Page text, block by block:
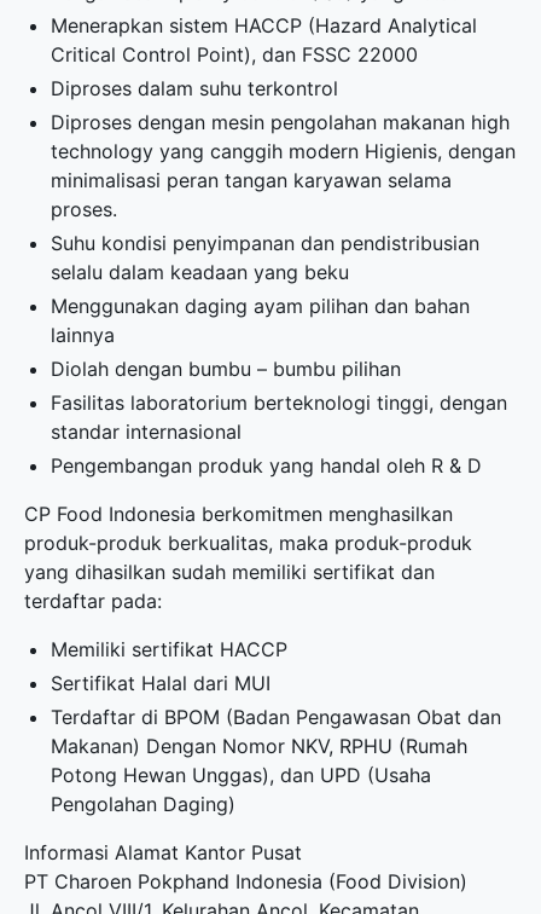
Menerapkan sistem HACCP (Hazard Analytical
Critical Control Point), dan FSSC 22000
Diproses dalam suhu terkontrol
Diproses dengan mesin pengolahan makanan high
technology yang canggih modern Higienis, dengan
minimalisasi peran tangan karyawan selama
proses.
Suhu kondisi penyimpanan dan pendistribusian
selalu dalam keadaan yang beku
Menggunakan daging ayam pilihan dan bahan
lainnya
Diolah dengan bumbu – bumbu pilihan
Fasilitas laboratorium berteknologi tinggi, dengan
standar internasional
Pengembangan produk yang handal oleh R & D
CP Food Indonesia berkomitmen menghasilkan
produk-produk berkualitas, maka produk-produk
yang dihasilkan sudah memiliki sertifikat dan
terdaftar pada:
Memiliki sertifikat HACCP
Sertifikat Halal dari MUI
Terdaftar di BPOM (Badan Pengawasan Obat dan
Makanan) Dengan Nomor NKV, RPHU (Rumah
Potong Hewan Unggas), dan UPD (Usaha
Pengolahan Daging)
Informasi Alamat Kantor Pusat
PT Charoen Pokphand Indonesia (Food Division)